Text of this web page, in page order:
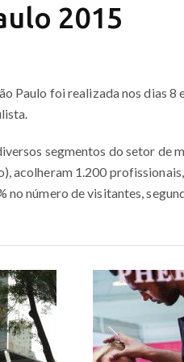
2015
Paulo foi realizada nos dias 8
segmentos do setor de
acolheram 1.200
no número de visitantes,